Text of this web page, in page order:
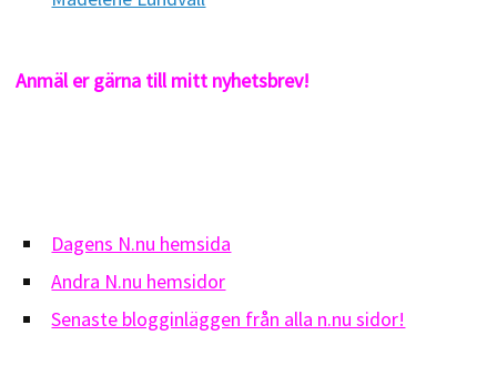
Anmäl er gärna till mitt nyhetsbrev!
Dagens N.nu hemsida
Andra N.nu hemsidor
Senaste blogginläggen från alla n.nu sidor!